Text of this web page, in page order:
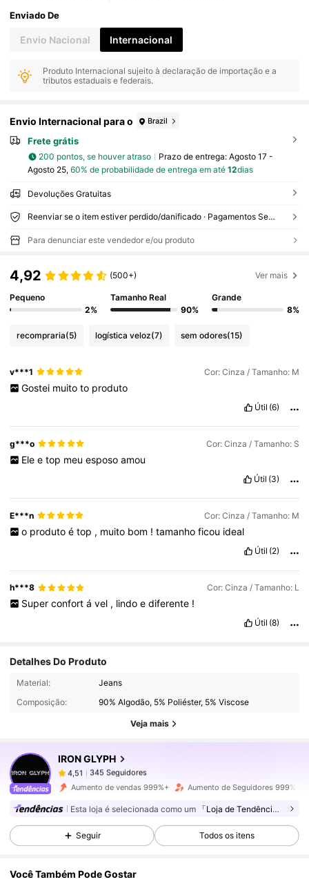
Enviado De
Envio Nacional Internacional
Produto Internacional sujeito à declaração de importação e a
tributos estaduais e federais.
Envio Internacional para o Brazil
Frete grátis
200 pontos, se houver atraso Prazo de entrega: Agosto 17 -
Agosto 25, 60% de probabilidade de entrega em até 12dias
Devoluções Gratuitas
Reenviar se o item estiver perdido/danificado · Pagamentos Seguros · Proteção de privacidade
Para denunciar este vendedor e/ou produto
4,92 (500+) Ver mais
Pequeno
2%
Tamanho Real
90%
Grande
8%
recompraria(5) logística veloz(7) sem odores(15)
v***1 Cor: Cinza / Tamanho: M
Gostei muito to produto
Útil (6)
g***o Cor: Cinza / Tamanho: S
Ele e top meu esposo amou
Útil (3)
E***n Cor: Cinza / Tamanho: M
o produto é top , muito bom ! tamanho ficou ideal
Útil (2)
h***8 Cor: Cinza / Tamanho: L
Super confort á vel , lindo e diferente !
Útil (8)
Detalhes Do Produto
Material:
Jeans
Composição:
90% Algodão, 5% Poliéster, 5% Viscose
Veja mais
IRON GLYPH
4,51
345 Seguidores
5***1pago1 dia atrás
4,51 345 Seguidores
Aumento de vendas 999%+ Aumento de Seguidores 999%+
Esta loja é selecionada como um 「Loja de Tendências」
Seguir Todos os itens
Você Também Pode Gostar